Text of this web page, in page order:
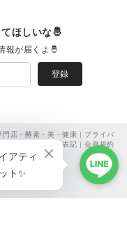
ほしいな🤴
報が届くよ🤴
登録
店・酵素・美・健康 | プライバ
商取引法に基づく表記 |会員規約
する